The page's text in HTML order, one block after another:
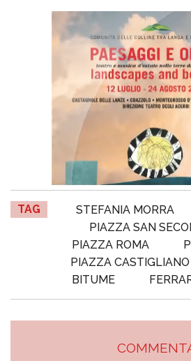
TAG STEFANIA MORRA
PIAZZA SAN
PIAZZA ROMA
PIAZZA CASTIGLIANO
BITUME